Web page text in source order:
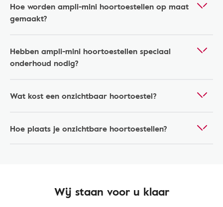
Hoe worden ampli-mini hoortoestellen op maat
gemaakt?
Hebben ampli-mini hoortoestellen speciaal
onderhoud nodig?
Wat kost een onzichtbaar hoortoestel?
Hoe plaats je onzichtbare hoortoestellen?
Wij staan voor u klaar